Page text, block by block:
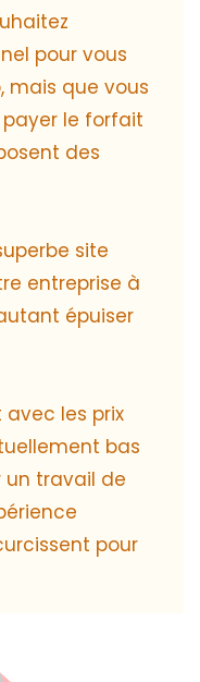
pour vous
mais que vous
le forfait
des
site
entreprise à
épuiser
avec les prix
bas
un travail de
pour